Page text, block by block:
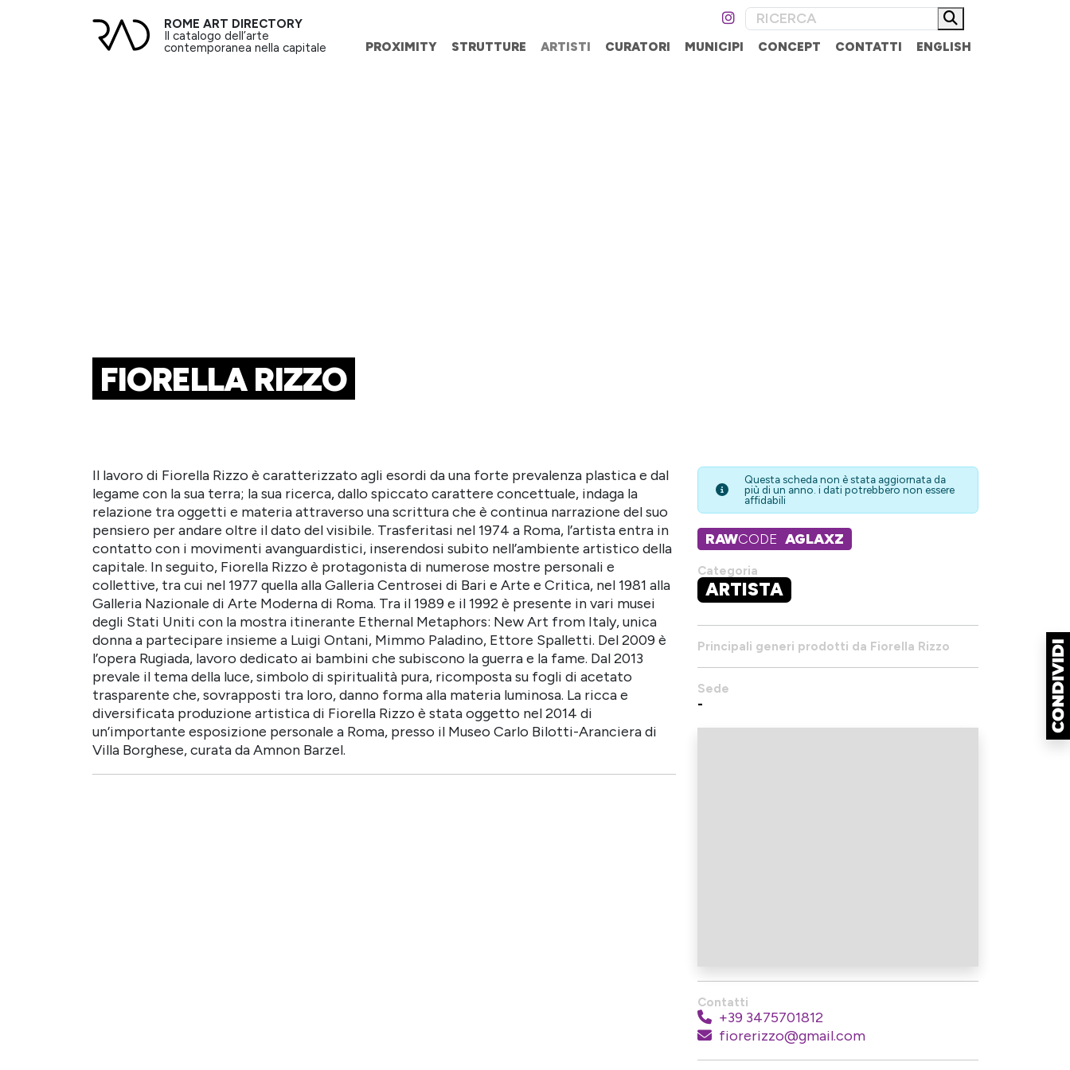
ROME ART DIRECTORY
Il catalogo dell’arte
contemporanea nella capitale PROXIMITY STRUTTURE ARTISTI CURATORI MUNICIPI CONCEPT CONTATTI ENGLISH
FIORELLA RIZZO
Il lavoro di Fiorella Rizzo è caratterizzato agli esordi da una forte prevalenza plastica e dal
legame con la sua terra; la sua ricerca, dallo spiccato carattere concettuale, indaga la
relazione tra oggetti e materia attraverso una scrittura che è continua narrazione del suo
pensiero per andare oltre il dato del visibile. Trasferitasi nel 1974 a Roma, l’artista entra in
contatto con i movimenti avanguardistici, inserendosi subito nell’ambiente artistico della
capitale. In seguito, Fiorella Rizzo è protagonista di numerose mostre personali e
collettive, tra cui nel 1977 quella alla Galleria Centrosei di Bari e Arte e Critica, nel 1981 alla
Galleria Nazionale di Arte Moderna di Roma. Tra il 1989 e il 1992 è presente in vari musei
degli Stati Uniti con la mostra itinerante Ethernal Metaphors: New Art from Italy, unica
donna a partecipare insieme a Luigi Ontani, Mimmo Paladino, Ettore Spalletti. Del 2009 è
l’opera Rugiada, lavoro dedicato ai bambini che subiscono la guerra e la fame. Dal 2013
prevale il tema della luce, simbolo di spiritualità pura, ricomposta su fogli di acetato
trasparente che, sovrapposti tra loro, danno forma alla materia luminosa. La ricca e
diversificata produzione artistica di Fiorella Rizzo è stata oggetto nel 2014 di
un’importante esposizione personale a Roma, presso il Museo Carlo Bilotti-Aranciera di
Villa Borghese, curata da Amnon Barzel.
Questa scheda non è stata aggiornata da
più di un anno. i dati potrebbero non essere
affidabili
RAWCODE AGLAXZ
Categoria
ARTISTA
Principali generi prodotti da Fiorella Rizzo
Sede
-
Contatti
+39 3475701812
fiorerizzo@gmail.com